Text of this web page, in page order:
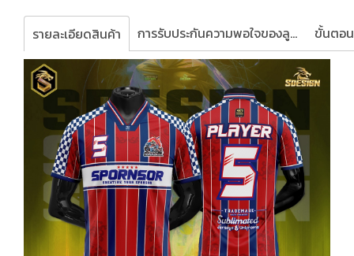
รายละเอียดสินค้า การรับประกันความพอใจของลูกค้า